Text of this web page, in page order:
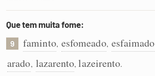
Que tem muita fome:
9 faminto, esfomeado, esfaimado
arado, lazarento,lazeirento.